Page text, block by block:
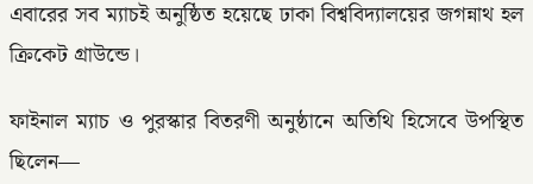
এবারের সব ম্যাচই অনুষ্ঠিত হয়েছে ঢাকা বিশ্ববিদ্যালয়ের জগন্নাথ হল
ক্রিকেট গ্রাউন্ডে।
ফাইনাল ম্যাচ ও পুরস্কার বিতরণী অনুষ্ঠানে অতিথি হিসেবে উপস্থিত
ছিলেন—